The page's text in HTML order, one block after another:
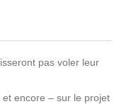
pas voler leur
encore – sur le projet